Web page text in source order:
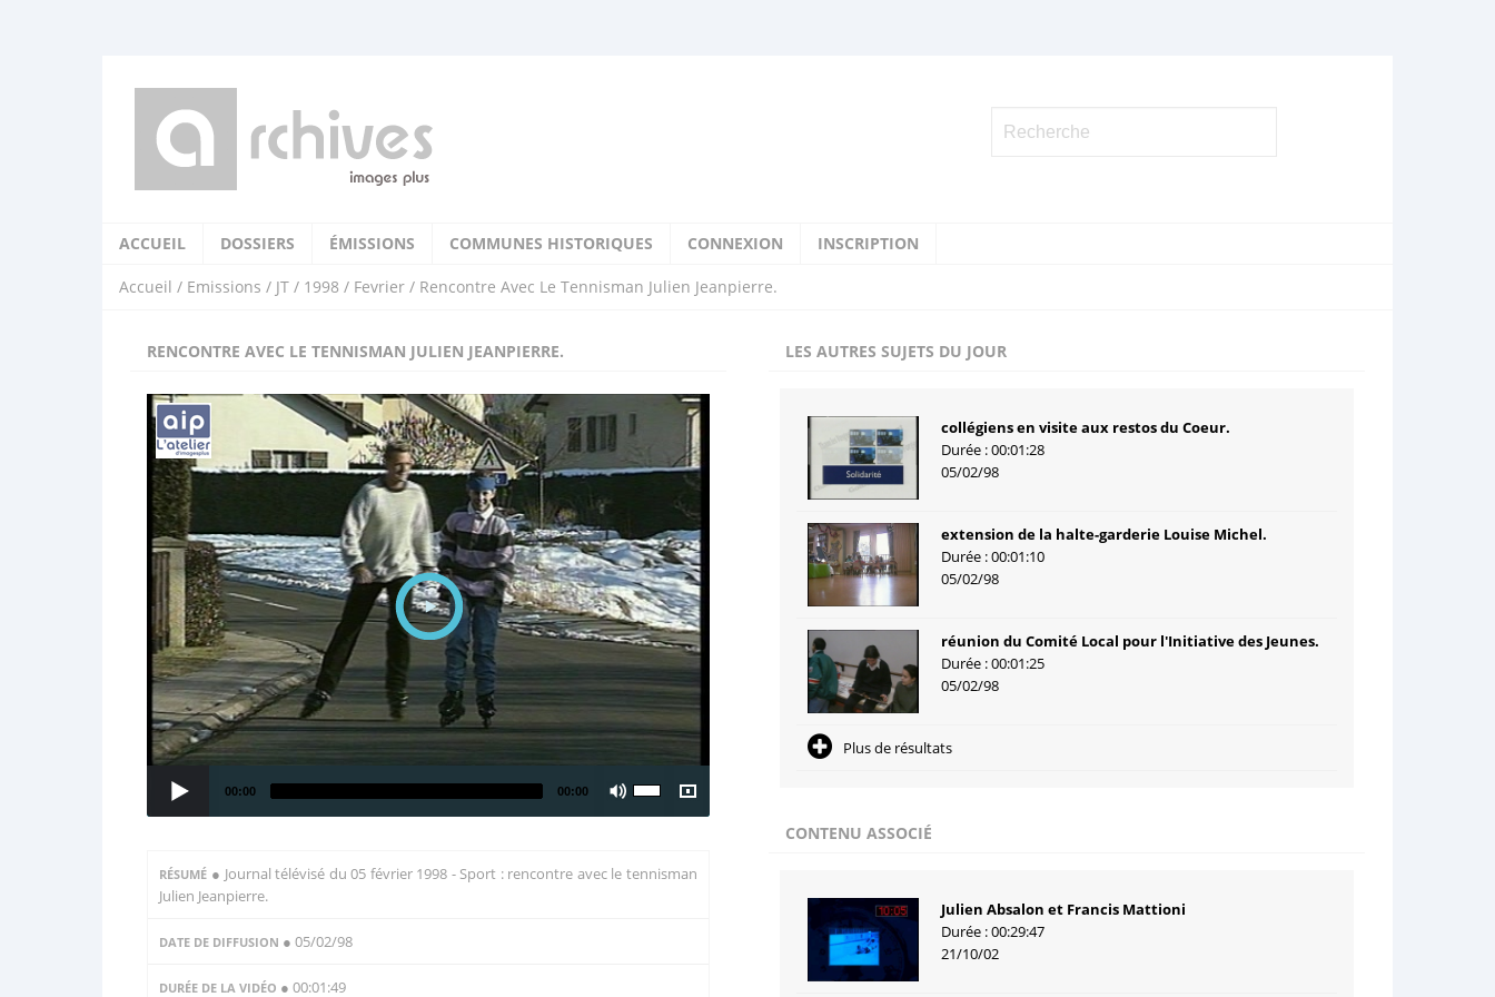
ACCUEIL DOSSIERS ÉMISSIONS COMMUNES HISTORIQUES CONNEXION INSCRIPTION
Accueil / Emissions / JT / 1998 / Fevrier / Rencontre Avec Le Tennisman Julien Jeanpierre.
RENCONTRE AVEC LE TENNISMAN JULIEN JEANPIERRE.
00:00 00:00
RÉSUMÉ ● Journal télévisé du 05 février 1998 - Sport : rencontre avec le tennisman
Julien Jeanpierre.
DATE DE DIFFUSION ● 05/02/98
DURÉE DE LA VIDÉO ● 00:01:49
LES AUTRES SUJETS DU JOUR
collégiens en visite aux restos du Coeur.
Durée : 00:01:28
05/02/98
extension de la halte-garderie Louise Michel.
Durée : 00:01:10
05/02/98
réunion du Comité Local pour l'Initiative des Jeunes.
Durée : 00:01:25
05/02/98
Plus de résultats
CONTENU ASSOCIÉ
Julien Absalon et Francis Mattioni
Durée : 00:29:47
21/10/02